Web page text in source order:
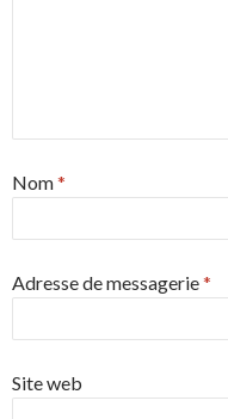
Nom*
Adresse de messagerie*
Site web